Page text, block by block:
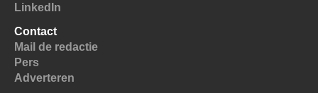
LinkedIn
Contact
Mail de redactie
Pers
Adverteren